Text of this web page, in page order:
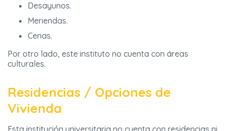
Desayunos.
Meriendas.
Cenas.
Por otro lado, este instituto no cuenta con áreas
culturales.
Residencias / Opciones de
Vivienda